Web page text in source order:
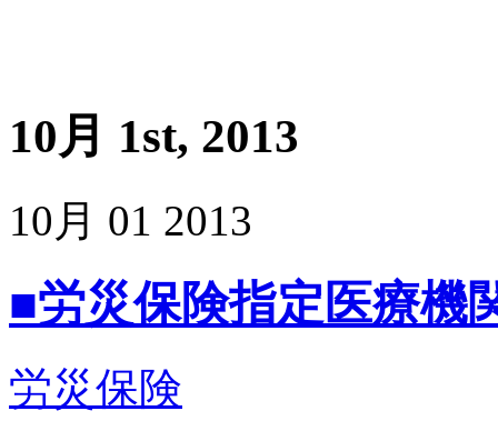
10月 1st, 2013
10月 01 2013
■労災保険指定医療機
労災保険